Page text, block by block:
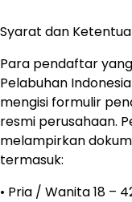
Syarat dan
Para pendaftar
Pelabuhan
mengisi formulir
resmi perusahaan.
melampirkan
termasuk:
• Pria / Wanita 18 –